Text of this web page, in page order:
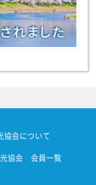
協会について
光協会 会員一覧